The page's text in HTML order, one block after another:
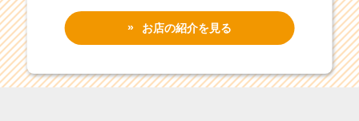
お店の紹介を見る